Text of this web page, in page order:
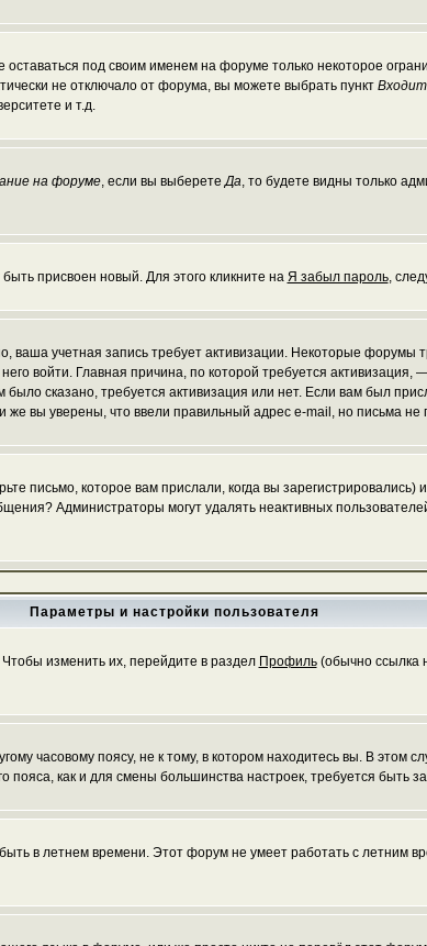
оставаться под своим именем на форуме только некоторое
не отключало от форума, вы можете выбрать пункт
и т.д.
на форуме, если вы выберетеДа, то будете видны только
присвоен новый. Для этого кликните на Я забыл пароль,
ваша учетная запись требует активизации. Некоторые форумы
войти. Главная причина, по которой требуется
сказано, требуется активизация или нет. Если вам был
же вы уверены, что ввели правильный адрес e-mail, но письма
письмо, которое вам прислали, когда вы
Администраторы могут удалять неактивных
Параметры и настройки пользователя
изменить их, перейдите в раздел Профиль(обычно ссылка
часовому поясу, не к тому, в котором находитесь вы. В этом
пояса, как и для смены большинства настроек, требуется быть
в летнем времени. Этот форум не умеет работать с летним